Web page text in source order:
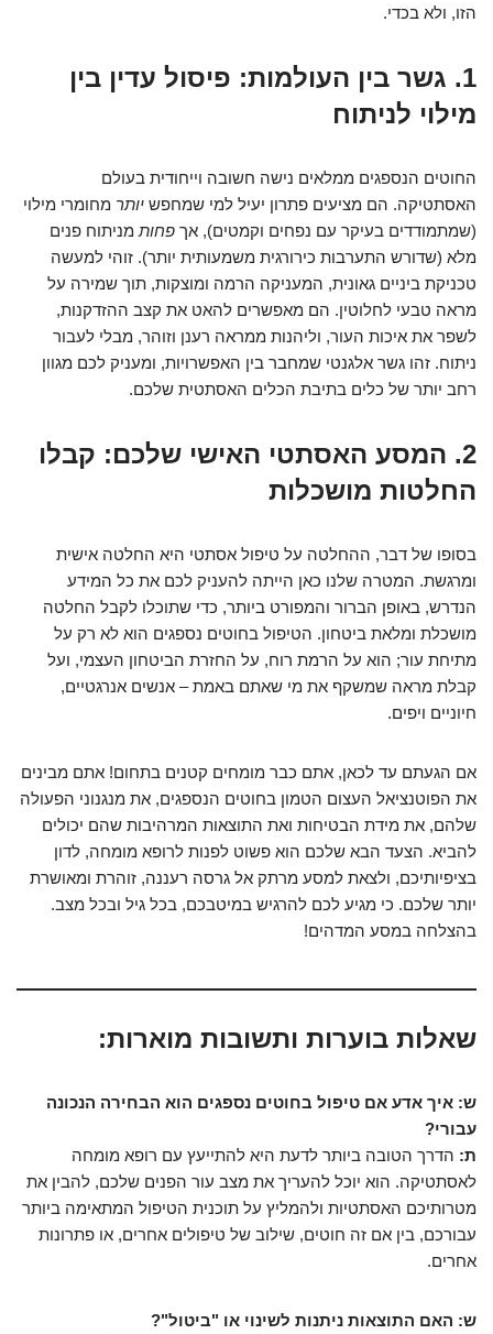
הזו, ולא בכדי.
1. גשר בין העולמות: פיסול עדין בין
מילוי לניתוח
החוטים הנספגים ממלאים נישה חשובה וייחודית בעולם
האסתטיקה. הם מציעים פתרון יעיל למי שמחפש יותר מחומרי מילוי
(שמתמודדים בעיקר עם נפחים וקמטים), אך פחות מניתוח פנים
מלא (שדורש התערבות כירורגית משמעותית יותר). זוהי למעשה
טכניקת ביניים גאונית, המעניקה הרמה ומוצקות, תוך שמירה על
מראה טבעי לחלוטין. הם מאפשרים להאט את קצב ההזדקנות,
לשפר את איכות העור, וליהנות ממראה רענן וזוהר, מבלי לעבור
ניתוח. זהו גשר אלגנטי שמחבר בין האפשרויות, ומעניק לכם מגוון
רחב יותר של כלים בתיבת הכלים האסתטית שלכם.
2. המסע האסתטי האישי שלכם: קבלו
החלטות מושכלות
בסופו של דבר, ההחלטה על טיפול אסתטי היא החלטה אישית
ומרגשת. המטרה שלנו כאן הייתה להעניק לכם את כל המידע
הנדרש, באופן הברור והמפורט ביותר, כדי שתוכלו לקבל החלטה
מושכלת ומלאת ביטחון. הטיפול בחוטים נספגים הוא לא רק על
מתיחת עור; הוא על הרמת רוח, על החזרת הביטחון העצמי, ועל
קבלת מראה שמשקף את מי שאתם באמת – אנשים אנרגטיים,
חיוניים ויפים.
אם הגעתם עד לכאן, אתם כבר מומחים קטנים בתחום! אתם מבינים
את הפוטנציאל העצום הטמון בחוטים הנספגים, את מנגנוני הפעולה
שלהם, את מידת הבטיחות ואת התוצאות המרהיבות שהם יכולים
להביא. הצעד הבא שלכם הוא פשוט לפנות לרופא מומחה, לדון
בציפיותיכם, ולצאת למסע מרתק אל גרסה רעננה, זוהרת ומאושרת
יותר שלכם. כי מגיע לכם להרגיש במיטבכם, בכל גיל ובכל מצב.
בהצלחה במסע המדהים!
שאלות בוערות ותשובות מוארות:
ש: איך אדע אם טיפול בחוטים נספגים הוא הבחירה הנכונה
עבורי?
ת: הדרך הטובה ביותר לדעת היא להתייעץ עם רופא מומחה
לאסתטיקה. הוא יוכל להעריך את מצב עור הפנים שלכם, להבין את
מטרותיכם האסתטיות ולהמליץ על תוכנית הטיפול המתאימה ביותר
עבורכם, בין אם זה חוטים, שילוב של טיפולים אחרים, או פתרונות
אחרים.
ש: האם התוצאות ניתנות לשינוי או "ביטול"?